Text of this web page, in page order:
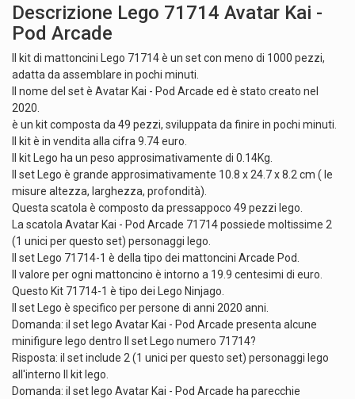
Descrizione Lego 71714 Avatar Kai -
Pod Arcade
Il kit di mattoncini Lego 71714 è un set con meno di 1000 pezzi,
adatta da assemblare in pochi minuti.
Il nome del set è Avatar Kai - Pod Arcade ed è stato creato nel
2020.
è un kit composta da 49 pezzi, sviluppata da finire in pochi minuti.
Il kit è in vendita alla cifra 9.74 euro.
Il kit Lego ha un peso approsimativamente di 0.14Kg.
Il set Lego è grande approsimativamente 10.8 x 24.7 x 8.2 cm ( le
misure altezza, larghezza, profondità).
Questa scatola è composto da pressappoco 49 pezzi lego.
La scatola Avatar Kai - Pod Arcade 71714 possiede moltissime 2
(1 unici per questo set) personaggi lego.
Il set Lego 71714-1 è della tipo dei mattoncini Arcade Pod.
Il valore per ogni mattoncino è intorno a 19.9 centesimi di euro.
Questo Kit 71714-1 è tipo dei Lego Ninjago.
Il set Lego è specifico per persone di anni 2020 anni.
Domanda: il set lego Avatar Kai - Pod Arcade presenta alcune
minifigure lego dentro Il set Lego numero 71714?
Risposta: il set include 2 (1 unici per questo set) personaggi lego
all'interno Il kit lego.
Domanda: il set lego Avatar Kai - Pod Arcade ha parecchie